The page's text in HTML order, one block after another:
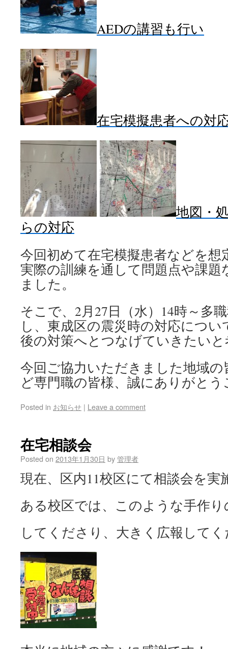
AEDの講習も行い
在宅模擬患者への対
地図・
らの対応
今回初めて在宅模擬患者などを
実際の訓練を通して問題点や課
ました。
そこで、2月27日（水）14時～多
し、東成区の震災時の対応につ
後の対策へとつなげていきたい
今回ご協力いただきました地域の
ど専門職の皆様、誠にありがと
Posted in お知らせ | Leave a comment
在宅相談会
Posted on 2013年1月30日 by管理者
現在、区内11校区にて相談会を実
ある校区では、このような手作
してくださり、大きく広報して